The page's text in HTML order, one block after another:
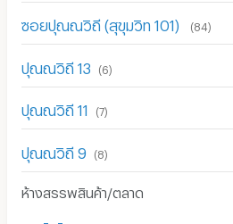
ซอยปุณณวิถี (สุขุมวิท 101) (84 )
ปุณณวิถี 13 (6)
ปุณณวิถี 11 (7)
ปุณณวิถี 9 (8)
ห้างสรรพสินค้า/ตลาด